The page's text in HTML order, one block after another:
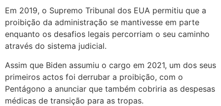
Em 2019, o Supremo Tribunal dos EUA permitiu que a
proibição da administração se mantivesse em parte
enquanto os desafios legais percorriam o seu caminho
através do sistema judicial.
Assim que Biden assumiu o cargo em 2021, um dos seus
primeiros actos foi derrubar a proibição, com o
Pentágono a anunciar que também cobriria as despesas
médicas de transição para as tropas.